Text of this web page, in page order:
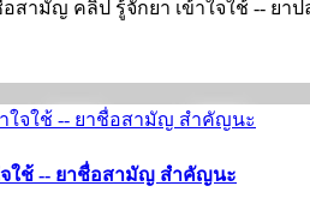
สามัญ คลิป รู้จักยา เข้าใจใช้ -- ยาป
จใช้ -- ยาชื่อสามัญ สำคัญนะ